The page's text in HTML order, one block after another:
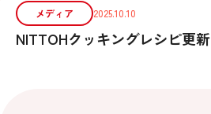
メディア 2025.10.10
NITTOHクッキングレシピ更新